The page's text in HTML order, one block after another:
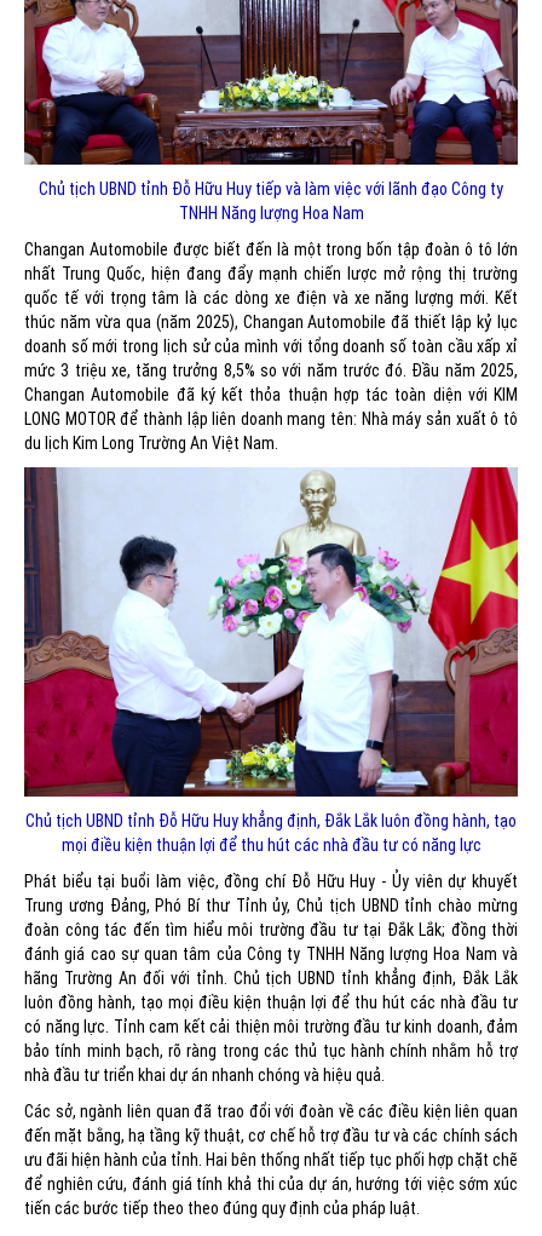
Chủ tịch UBND tỉnh Đỗ Hữu Huy tiếp và làm việc với lãnh đạo Công ty
TNHH Năng lượng Hoa Nam
Changan Automobile được biết đến là một trong bốn tập đoàn ô tô lớn
nhất Trung Quốc, hiện đang đẩy mạnh chiến lược mở rộng thị trường
quốc tế với trọng tâm là các dòng xe điện và xe năng lượng mới. Kết
thúc năm vừa qua (năm 2025), Changan Automobile đã thiết lập kỷ lục
doanh số mới trong lịch sử của mình với tổng doanh số toàn cầu xấp xỉ
mức 3 triệu xe, tăng trưởng 8,5% so với năm trước đó. Đầu năm 2025,
Changan Automobile đã ký kết thỏa thuận hợp tác toàn diện với KIM
LONG MOTOR để thành lập liên doanh mang tên: Nhà máy sản xuất ô tô
du lịch Kim Long Trường An Việt Nam.
Chủ tịch UBND tỉnh Đỗ Hữu Huy khẳng định, Đắk Lắk luôn đồng hành, tạo
mọi điều kiện thuận lợi để thu hút các nhà đầu tư có năng lực
Phát biểu tại buổi làm việc, đồng chí Đỗ Hữu Huy - Ủy viên dự khuyết
Trung ương Đảng, Phó Bí thư Tỉnh ủy, Chủ tịch UBND tỉnh chào mừng
đoàn công tác đến tìm hiểu môi trường đầu tư tại Đắk Lắk; đồng thời
đánh giá cao sự quan tâm của Công ty TNHH Năng lượng Hoa Nam và
hãng Trường An đối với tỉnh. Chủ tịch UBND tỉnh khẳng định, Đắk Lắk
luôn đồng hành, tạo mọi điều kiện thuận lợi để thu hút các nhà đầu tư
có năng lực. Tỉnh cam kết cải thiện môi trường đầu tư kinh doanh, đảm
bảo tính minh bạch, rõ ràng trong các thủ tục hành chính nhằm hỗ trợ
nhà đầu tư triển khai dự án nhanh chóng và hiệu quả.
Các sở, ngành liên quan đã trao đổi với đoàn về các điều kiện liên quan
đến mặt bằng, hạ tầng kỹ thuật, cơ chế hỗ trợ đầu tư và các chính sách
ưu đãi hiện hành của tỉnh. Hai bên thống nhất tiếp tục phối hợp chặt chẽ
để nghiên cứu, đánh giá tính khả thi của dự án, hướng tới việc sớm xúc
tiến các bước tiếp theo theo đúng quy định của pháp luật.